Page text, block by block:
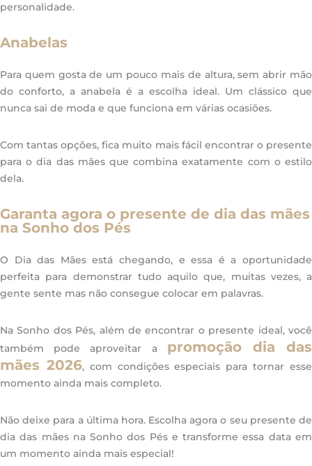
personalidade.
Anabelas
Para quem gosta de um pouco mais de altura, sem abrir mão
do conforto, a anabela é a escolha ideal. Um clássico que
nunca sai de moda e que funciona em várias ocasiões.
Com tantas opções, fica muito mais fácil encontrar o presente
para o dia das mães que combina exatamente com o estilo
dela.
Garanta agora o presente de dia das mães
na Sonho dos Pés
O Dia das Mães está chegando, e essa é a oportunidade
perfeita para demonstrar tudo aquilo que, muitas vezes, a
gente sente mas não consegue colocar em palavras.
Na Sonho dos Pés, além de encontrar o presente ideal, você
também pode aproveitar a promoção dia das
mães 2026, com condições especiais para tornar esse
momento ainda mais completo.
Não deixe para a última hora. Escolha agora o seu presente de
dia das mães na Sonho dos Pés e transforme essa data em
um momento ainda mais especial!